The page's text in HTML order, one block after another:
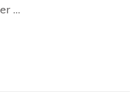
…